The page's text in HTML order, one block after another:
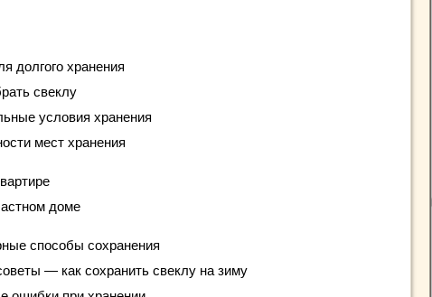
долгого хранения
свеклу
условия хранения
мест хранения
доме
способы сохранения
— как сохранить свеклу на зиму